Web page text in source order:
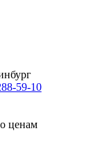
59-10
ценам